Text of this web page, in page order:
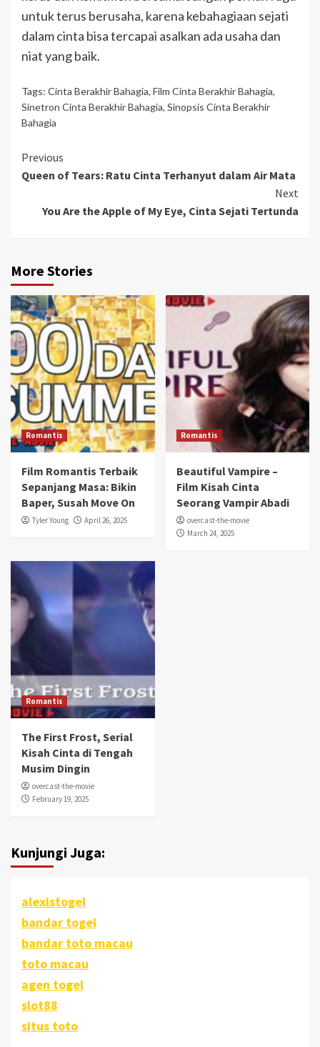
untuk terus berusaha, karena kebahagiaan sejati
dalam cinta bisa tercapai asalkan ada usaha dan
niat yang baik.
Tags: Cinta Berakhir Bahagia, Film Cinta Berakhir Bahagia,
Sinetron Cinta Berakhir Bahagia, Sinopsis Cinta Berakhir
Bahagia
Continue
Reading
Previous
Queen of Tears: Ratu Cinta Terhanyut dalam Air Mata
Next
You Are the Apple of My Eye, Cinta Sejati Tertunda
More Stories
Romantis
Film Romantis Terbaik
Sepanjang Masa: Bikin
Baper, Susah Move On
Tyler Young April 26, 2025
Romantis
Beautiful Vampire –
Film Kisah Cinta
Seorang Vampir Abadi
overcast-the-movie
March 24, 2025
Romantis
The First Frost, Serial
Kisah Cinta di Tengah
Musim Dingin
overcast-the-movie
February 19, 2025
Kunjungi Juga:
alexistogel
bandar togel
bandar toto macau
toto macau
agen togel
slot88
situs toto